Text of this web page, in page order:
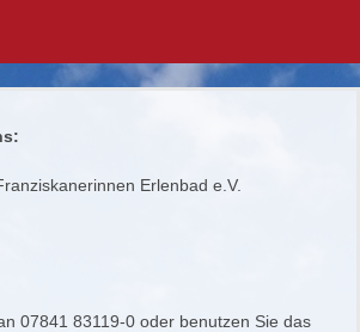
Erlenbad e.V.
07841 83119-0 oder benutzen Sie das